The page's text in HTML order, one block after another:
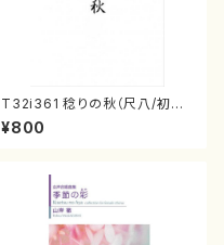
T32i361 稔りの秋（尺八/初代
山川園松/楽譜） 都山流公刊楽
譜曲番:2066
¥800